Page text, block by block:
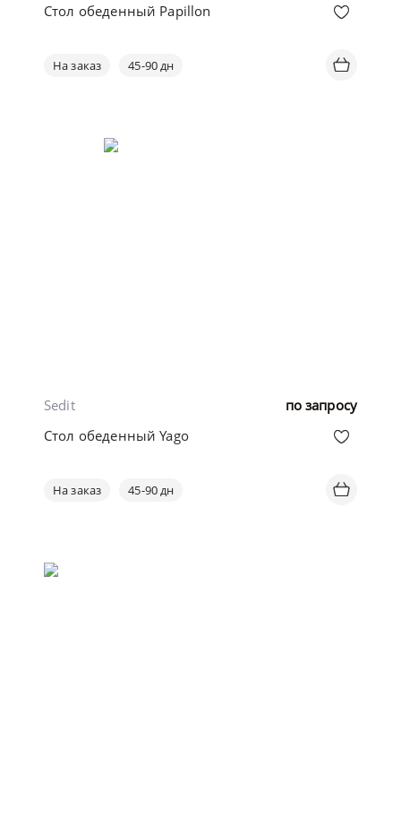
Стол обеденный Papillon
На заказ 45-90 дн
по запросу
Sedit
Стол обеденный Yago
На заказ 45-90 дн